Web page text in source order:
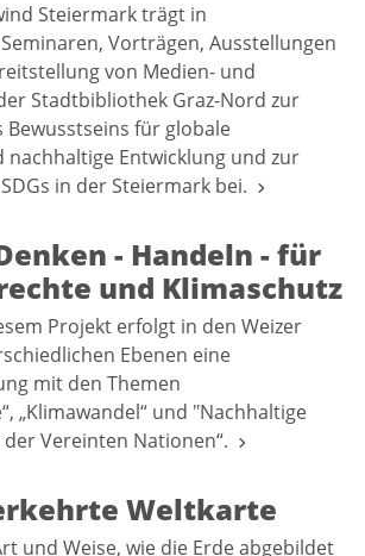
Steiermark trägt in
Vorträgen, Ausstellungen
von Medien- und
Stadtbibliothek Graz-Nord zur
Bewusstseins für globale
nachhaltige Entwicklung und zur
in der Steiermark bei.
- Handeln - für
und Klimaschutz
Projekt erfolgt in den Weizer
Ebenen eine
mit den Themen
„Klimawandel“ und "Nachhaltige
Vereinten Nationen“.
Weltkarte
und Weise, wie die Erde abgebildet